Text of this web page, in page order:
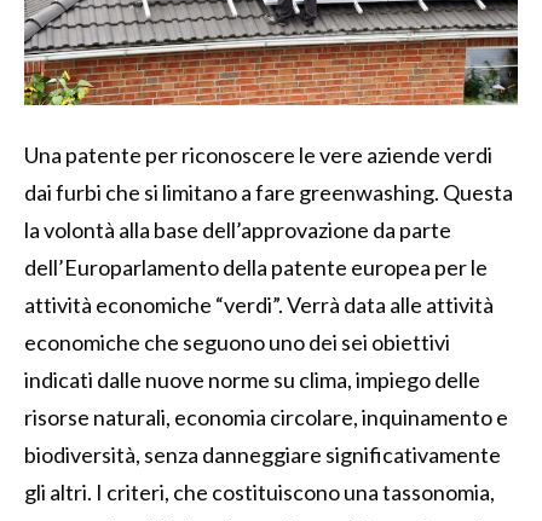
Una patente per riconoscere le vere aziende verdi
dai furbi che si limitano a fare greenwashing. Questa
la volontà alla base dell’approvazione da parte
dell’Europarlamento della patente europea per le
attività economiche “verdi”. Verrà data alle attività
economiche che seguono uno dei sei obiettivi
indicati dalle nuove norme su clima, impiego delle
risorse naturali, economia circolare, inquinamento e
biodiversità, senza danneggiare significativamente
gli altri. I criteri, che costituiscono una tassonomia,